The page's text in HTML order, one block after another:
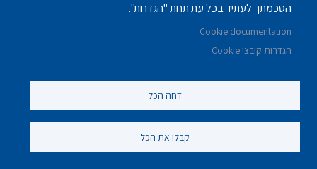
בתי אבות
משכנתא הפוכה
מדריך למועמד לבית אבות
הסכמתך לעתיד בכל עת תחת "הגדרות".
Cookie documentation
הגדרות קובצי Cookie
דחה הכל
קבלו את הכל